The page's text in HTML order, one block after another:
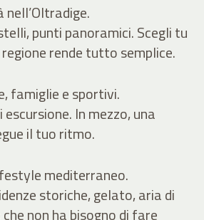
punti panoramici. Scegli tu
rende tutto semplice.
famiglie e sportivi.
In mezzo, una
il tuo ritmo.
mediterraneo.
storiche, gelato, aria di
non ha bisogno di fare